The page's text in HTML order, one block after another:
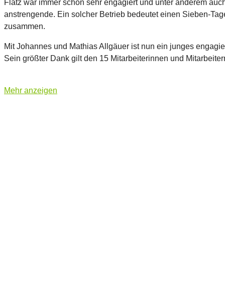
Flatz war immer schon sehr engagiert und unter anderem
anstrengende. Ein solcher Betrieb bedeutet einen Sieben-
zusammen.
Mit Johannes und Mathias Allgäuer ist nun ein junges
Sein größter Dank gilt den 15 Mitarbeiterinnen und
Mehr anzeigen